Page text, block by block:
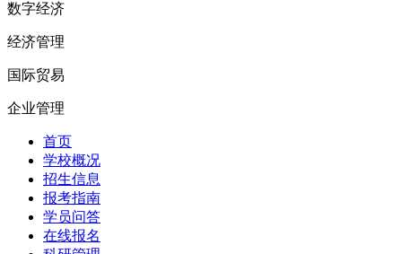
数字经济
经济管理
国际贸易
企业管理
首页
学校概况
招生信息
报考指南
学员问答
在线报名